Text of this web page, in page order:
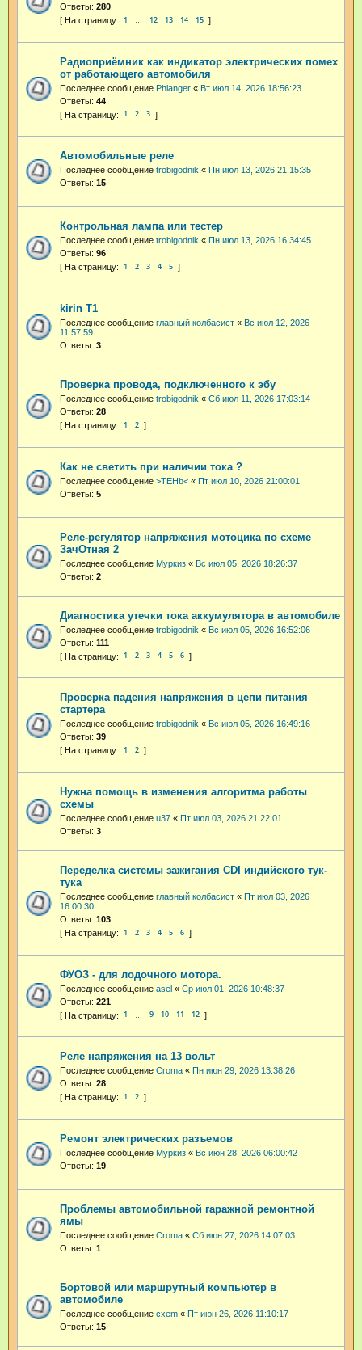
Ответы: 280
1 … 12 13 14 15
Радиоприёмник как индикатор электрических помех
от работающего автомобиля
Последнее сообщение Phlanger « Вт июл 14, 2026 18:56:23
Ответы: 44
1 2 3
Автомобильные реле
Последнее сообщение trobigodnik « Пн июл 13, 2026 21:15:35
Ответы: 15
Контрольная лампа или тестер
Последнее сообщение trobigodnik « Пн июл 13, 2026 16:34:45
Ответы: 96
1 2 3 4 5
kirin T1
Последнее сообщение главный колбасист « Вс июл 12, 2026
11:57:59
Ответы: 3
Проверка провода, подключенного к эбу
Последнее сообщение trobigodnik « Сб июл 11, 2026 17:03:14
Ответы: 28
1 2
Как не светить при наличии тока ?
Последнее сообщение >TEHb< « Пт июл 10, 2026 21:00:01
Ответы: 5
Реле-регулятор напряжения мотоцика по схеме
ЗачОтная 2
Последнее сообщение Муркиз « Вс июл 05, 2026 18:26:37
Ответы: 2
Диагностика утечки тока аккумулятора в автомобиле
Последнее сообщение trobigodnik « Вс июл 05, 2026 16:52:06
Ответы: 111
1 2 3 4 5 6
Проверка падения напряжения в цепи питания
стартера
Последнее сообщение trobigodnik « Вс июл 05, 2026 16:49:16
Ответы: 39
1 2
Нужна помощь в изменения алгоритма работы
схемы
Последнее сообщение u37 « Пт июл 03, 2026 21:22:01
Ответы: 3
Переделка системы зажигания CDI индийского тук-
тука
Последнее сообщение главный колбасист « Пт июл 03, 2026
16:00:30
Ответы: 103
1 2 3 4 5 6
ФУОЗ - для лодочного мотора.
Последнее сообщение asel « Ср июл 01, 2026 10:48:37
Ответы: 221
1 9 10 11 12
Реле напряжения на 13 вольт
Последнее сообщение Croma « Пн июн 29, 2026 13:38:26
Ответы: 28
1 2
Ремонт электрических разъемов
Последнее сообщение Муркиз « Вс июн 28, 2026 06:00:42
Ответы: 19
Проблемы автомобильной гаражной ремонтной
ямы
Последнее сообщение Croma « Сб июн 27, 2026 14:07:03
Ответы: 1
Бортовой или маршрутный компьютер в
автомобиле
Последнее сообщение cxem « Пт июн 26, 2026 11:10:17
Ответы: 15